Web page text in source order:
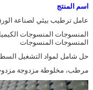
اسم المنتج
عامل ترطيب بيئي لصناعة
المنسوجات المنسوجات
المنسوجات المنسوجات
حل شامل لمواد التشغيل
مرطب، مخلوطة مزدوجة